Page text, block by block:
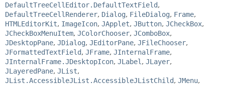
DefaultTreeCellEditor.DefaultTextField,
DefaultTreeCellRenderer, Dialog, FileDialog, Frame,
HTMLEditorKit, ImageIcon, JApplet, JButton, JCheckBox,
JCheckBoxMenuItem, JColorChooser, JComboBox,
JDesktopPane, JDialog, JEditorPane, JFileChooser,
JFormattedTextField, JFrame, JInternalFrame,
JInternalFrame.JDesktopIcon, JLabel , JLayer,
JLayeredPane, JList,
JList.AccessibleJList.AccessibleJListChild, JMenu,